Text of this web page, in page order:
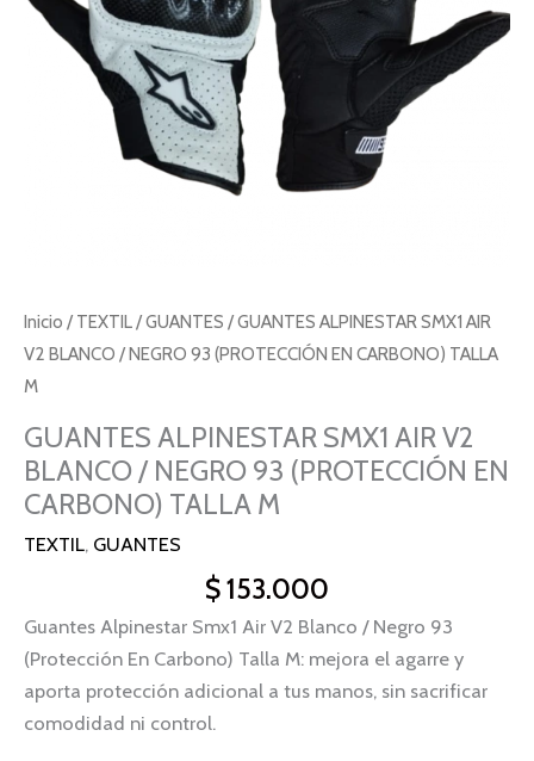
Inicio / TEXTIL/GUANTES / GUANTES ALPINESTAR SMX1 AIR
V2 BLANCO / NEGRO 93 (PROTECCIÓN EN CARBONO) TALLA
M
GUANTES ALPINESTAR SMX1 AIR V2
BLANCO / NEGRO 93 (PROTECCIÓN EN
CARBONO) TALLA M
TEXTIL, GUANTES
$153.000
Guantes Alpinestar Smx1 Air V2 Blanco / Negro 93
(Protección En Carbono) Talla M: mejora el agarre y
aporta protección adicional a tus manos, sin sacrificar
comodidad ni control.